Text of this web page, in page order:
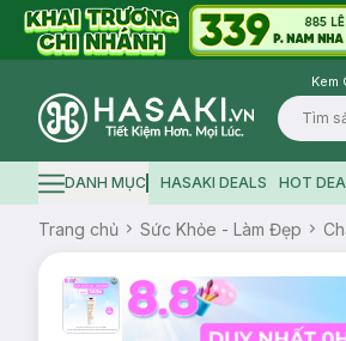
Kem
Logo
Hamburger icon
DANH MỤC HASAKI DEALS HOT
Trang chủ Sức Khỏe - Làm Đẹp